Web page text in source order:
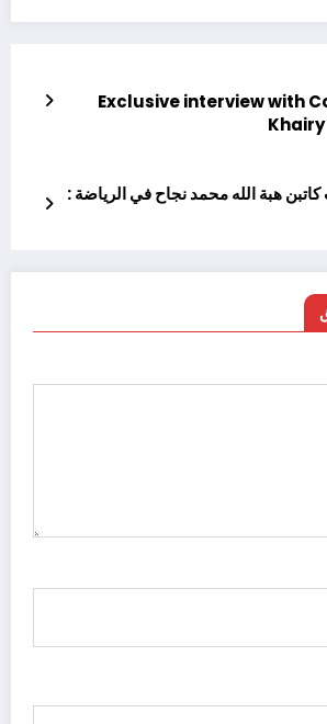
Exclusive interview with Coach
شاهد ماذا فعلت كاتبن هبة الله محمد نجاح في الرياضة :